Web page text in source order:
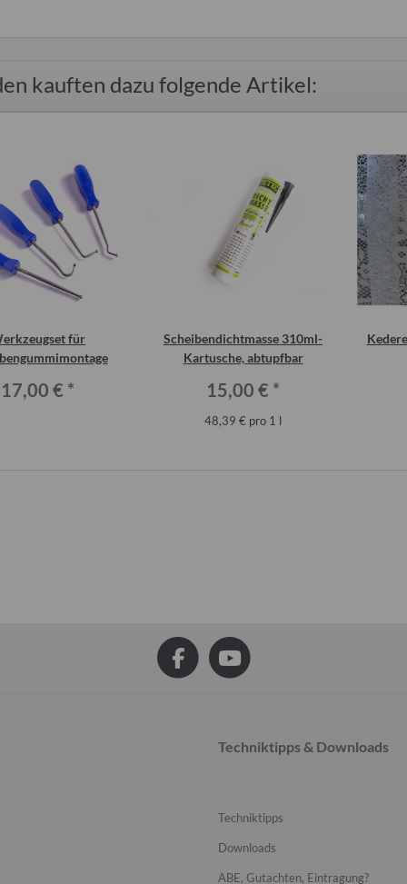
kauften dazu folgende Artikel:
für
17,00 € *
Scheibendichtmasse 310ml-
Kartusche, abtupfbar
15,00 € *
48,39 € pro 1 l
Techniktipps & Downloads
Techniktipps
Downloads
ABE, Gutachten, Eintragung?